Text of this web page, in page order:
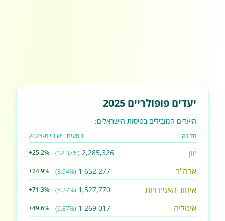
יעדים פופולריים 2025
היעדים המובילים בטיסות הישראלים:
מדינה נוסעים שינוי מ-2024
יוון 2,285,326
(12.37%)
+25.2%
ארה"ב 1,652,277
(8.94%)
+24.9%
איחוד האמירויות 1,527,770
(8.27%)
+71.3%
איטליה 1,269,017
(6.87%)
+49.6%